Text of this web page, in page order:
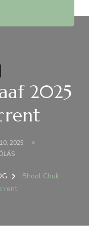
2025
2025
CHUK
MAAF
BEJEGYZÉSHEZ
Bhool Chuk